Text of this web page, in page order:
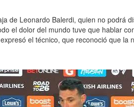
de Leonardo Balerdi, quien no podrá
el dolor del mundo tuve que hablar
el técnico, que reconoció que la